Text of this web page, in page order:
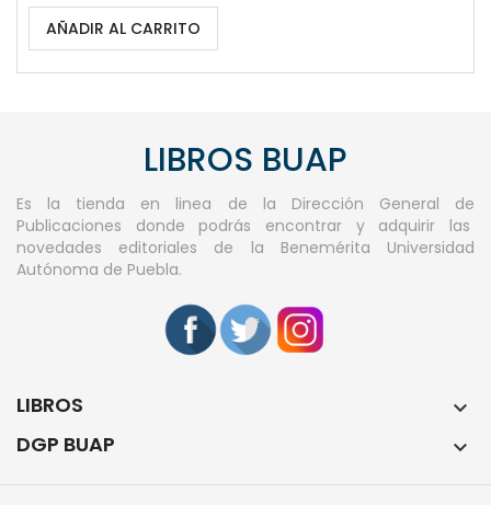
AÑADIR AL CARRITO
LIBROS BUAP
Es la tienda en linea de la Dirección General de
Publicaciones donde podrás encontrar y adquirir las
novedades editoriales de la Benemérita Universidad
Autónoma de Puebla.
LIBROS 
DGP BUAP 